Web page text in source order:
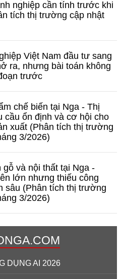
nghiệp cần tính trước khi
tích thị trường cập nhật
Việt Nam đầu tư sang
ra, nhưng bài toán không
trước
chế biến tại Nga - Thị
cầu ổn định và cơ hội cho
xuất (Phân tích thị trường
3/2026)
gỗ và nội thất tại Nga -
lớn nhưng thiếu công
sâu (Phân tích thị trường
3/2026)
DỤNG AI 2026